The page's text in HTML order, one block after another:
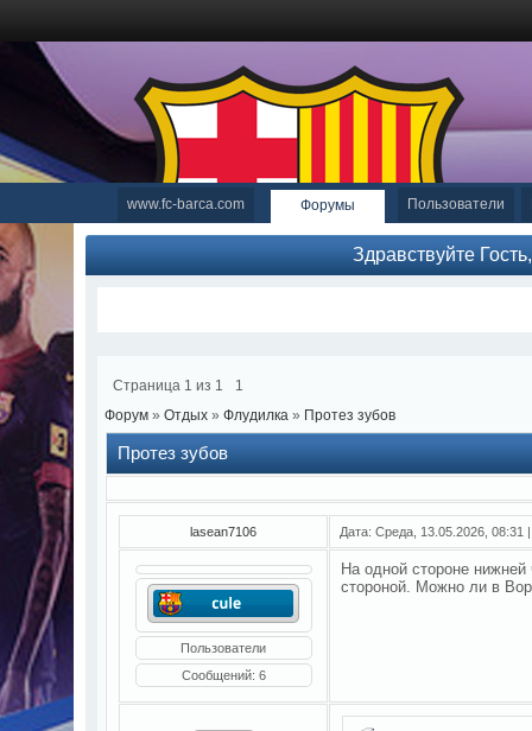
www.fc-barca.com Форумы Пользователи
Здравствуйте
Страница 1 из 1
1
Форум » Отдых » Флудилка » Протез зубов
Протез зубов
lasean7106 Дата: Среда, 13.05.2026,
Пользователи
Сообщений: 6
На одной стороне нижней
стороной. Можно ли в